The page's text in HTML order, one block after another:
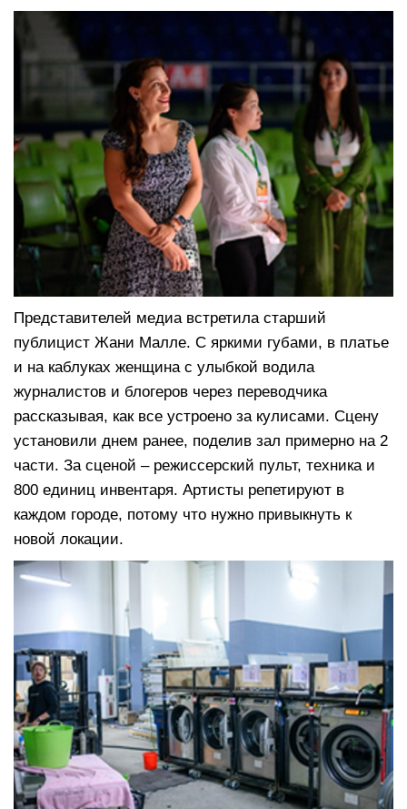
Представителей медиа встретила старший
публицист Жани Малле. С яркими губами, в платье
и на каблуках женщина с улыбкой водила
журналистов и блогеров через переводчика
рассказывая, как все устроено за кулисами. Сцену
установили днем ранее, поделив зал примерно на 2
части. За сценой – режиссерский пульт, техника и
800 единиц инвентаря. Артисты репетируют в
каждом городе, потому что нужно привыкнуть к
новой локации.